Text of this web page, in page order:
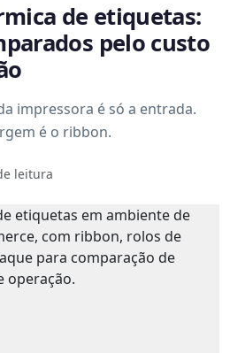
de etiquetas:
pelo custo
impressora é só a entrada.
é o ribbon.
leitura